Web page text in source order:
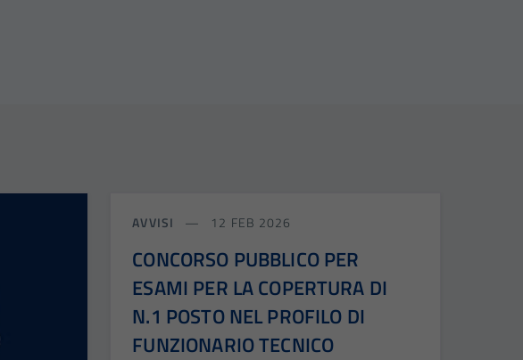
AVVISI 12 FEB 2026
CONCORSO PUBBLICO PER
ESAMI PER LA COPERTURA DI
N.1 POSTO NEL PROFILO DI
FUNZIONARIO TECNICO